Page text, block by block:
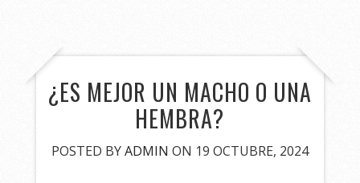
¿ES MEJOR UN MACHO O UNA
HEMBRA?
POSTED BYADMIN ON 19 OCTUBRE, 2024